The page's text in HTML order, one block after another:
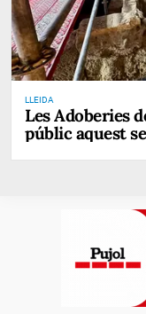
LLEIDA
Les Adoberies
públic aquest